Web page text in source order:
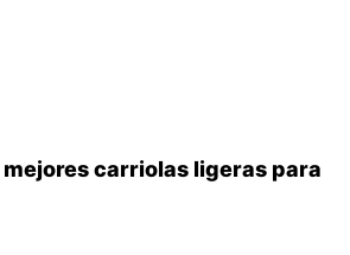
carriolas ligeras para